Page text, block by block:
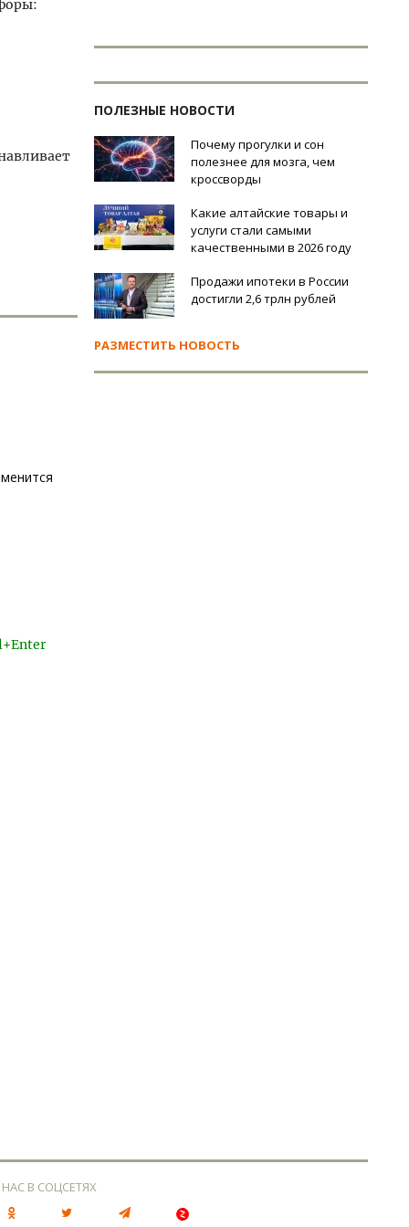
ПОЛЕЗНЫЕ НОВОСТИ
Почему прогулки и сон
полезнее для мозга, чем
кроссворды
Какие алтайские товары и
услуги стали самыми
качественными в 2026 году
Продажи ипотеки в России
достигли 2,6 трлн рублей
РАЗМЕСТИТЬ НОВОСТЬ
В СОЦСЕТЯХ